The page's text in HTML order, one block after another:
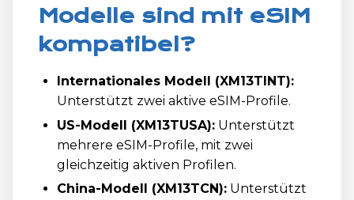
Modelle sind mit eSIM
kompatibel?
Internationales Modell (XM13TINT):
Unterstützt zwei aktive eSIM-Profile.
US-Modell (XM13TUSA): Unterstützt
mehrere eSIM-Profile, mit zwei
gleichzeitig aktiven Profilen.
China-Modell (XM13TCN): Unterstützt